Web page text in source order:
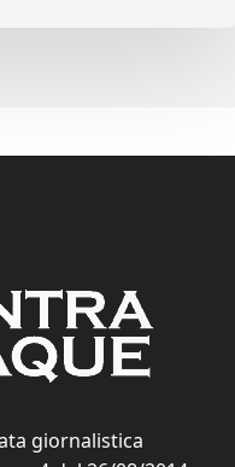
giornalistica